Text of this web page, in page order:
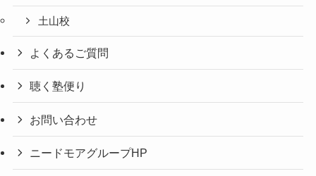
土山校
よくあるご質問
聴く塾便り
お問い合わせ
ニードモアグループHP